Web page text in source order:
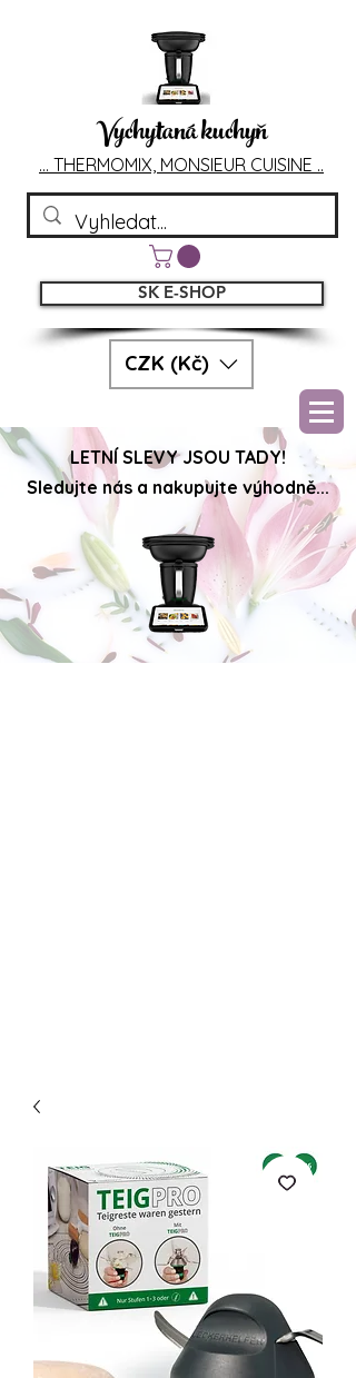
Vychytaná kuchyň
... THERMOMIX, MONSIEUR CUISINE ..
CZK (Kč)
SK E-SHOP
LETNÍ SLEVY JSOU TADY!
Sledujte nás a nakupujte výhodně...